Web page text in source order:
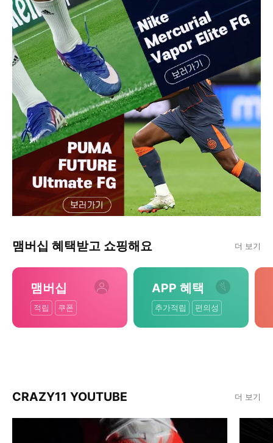
맴버십 혜택받고 쇼핑해요 더 보기
맴버십
적립 쿠폰
APP 혜택
추가적립 편의성
CRAZY11 YOUTUBE 더 보기